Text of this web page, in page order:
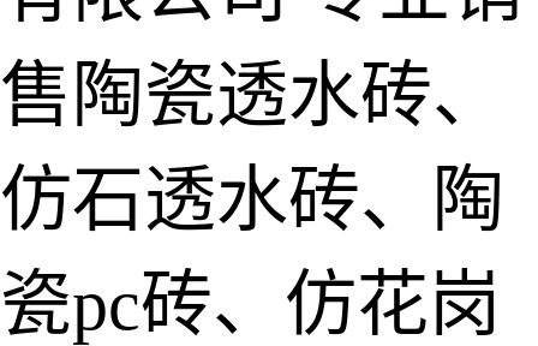
售陶瓷透水砖、
仿石透水砖、陶
瓷pc砖、仿花岗